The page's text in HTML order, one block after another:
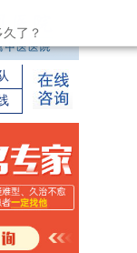
了？